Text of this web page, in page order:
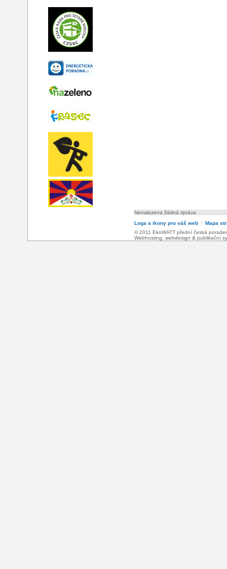
Nenalezena žádná zpráva
Loga a ikony pro váš web l Mapa
© 2011 EkoWATT přední česká
Webhosting
webdesign & publikační